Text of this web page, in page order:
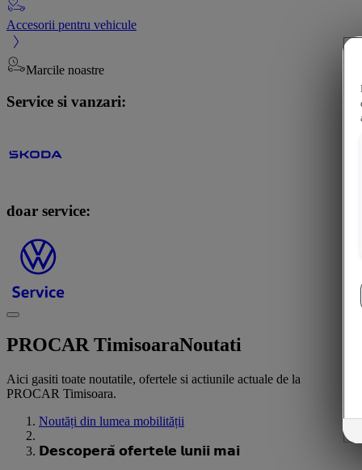
Accesorii pentru vehicule
Marcile noastre
Service si vanzari:
doar service:
PROCAR TimisoaraNoutati
Aici gasiti toate noutatile, ofertele si actiunile actuale de la
PROCAR Timisoara.
Noutăți din lumea mobilității
𝗗𝗲𝘀𝗰𝗼𝗽𝗲𝗿𝗮̆ 𝗼𝗳𝗲𝗿𝘁𝗲𝗹𝗲 𝗹𝘂𝗻𝗶𝗶 𝗺𝗮𝗶